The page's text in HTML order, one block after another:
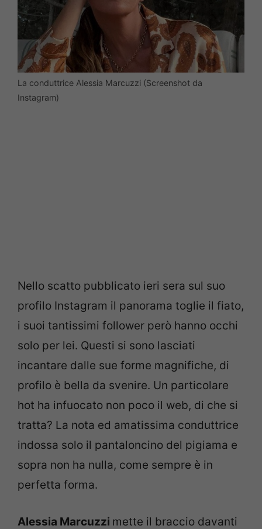
La conduttrice Alessia Marcuzzi (Screenshot da
Instagram)
Nello scatto pubblicato ieri sera sul suo
profilo Instagram il panorama toglie il fiato,
i suoi tantissimi follower però hanno occhi
solo per lei. Questi si sono lasciati
incantare dalle sue forme magnifiche, di
profilo è bella da svenire. Un particolare
hot ha infuocato non poco il web, di che si
tratta? La nota ed amatissima conduttrice
indossa solo il pantaloncino del pigiama e
sopra non ha nulla, come sempre è in
perfetta forma.
Alessia Marcuzzi mette il braccio davanti